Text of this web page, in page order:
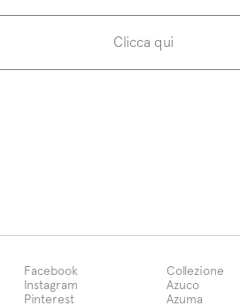
Clicca qui
Facebook
Instagram
Pinterest
Collezione
Azuco
Azuma